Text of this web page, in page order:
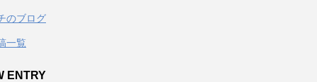
のブログ
一覧
ENTRY